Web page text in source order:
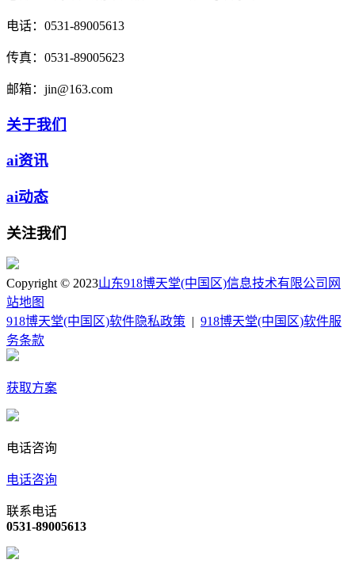
电话： 0531-89005613
传真： 0531-89005623
邮箱： jin@163.com
关于我们
ai资讯
ai动态
关注我们
Copyright © 2023山东918博天堂(中国区)信息技术有限公司 网
站地图
918博天堂(中国区)软件隐私政策
918博天堂(中国区)软件服
务条款
获取方案
电话咨询
电话咨询
联系电话
0531-89005613